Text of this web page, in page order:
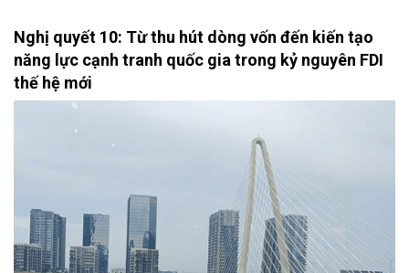
Nghị quyết 10: Từ thu hút dòng vốn đến kiến tạo
năng lực cạnh tranh quốc gia trong kỷ nguyên FDI
thế hệ mới